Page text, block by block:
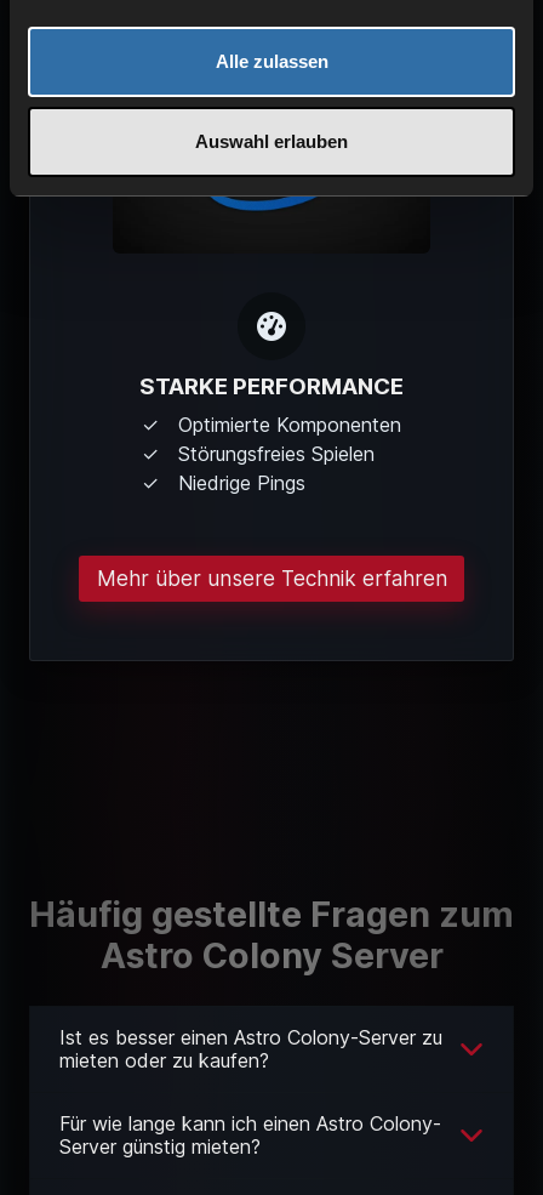
Alle zulassen
Auswahl erlauben
Hohe Stabilität
STARKE PERFORMANCE
Optimierte Komponenten
Störungsfreies Spielen
Niedrige Pings
Mehr über unsere Technik erfahren
Häufig gestellte Fragen zum
Astro Colony Server
Ist es besser einen Astro Colony-Server zu
mieten oder zu kaufen?
Für wie lange kann ich einen Astro Colony-
Server günstig mieten?